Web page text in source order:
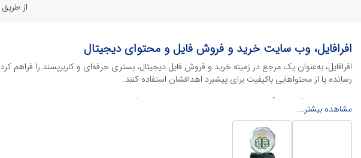
از
افرافایل، وب سایت خرید و فروش فایل و محتوای دیجیتال
افرافایل، به‌عنوان یک مرجع در زمینه خرید و فروش فایل دیجیتال، بستری حرفه‌ای و کاربرپسند را
رسانده یا از محتواهایی باکیفیت برای پیشبرد اهدافشان استفاده کنند.
این سایت با ارائه تنوع گسترده‌ای از محصولات دیجیتال از انواع فایل های لایه باز نرم افراهای ادیت
خود را کاهش داده و به سرعت پروژه‌های خود را تکمیل کنند. در ادامه، به معرفی گوشه‌ای از محصولات
محصولات گرافیکی
محصولات گرافیکی یکی از پرکاربردترین و ارزشمندترین دسته‌بندی‌ها در دنیای دیجیتال هستند که
مشاهده بیشتر...